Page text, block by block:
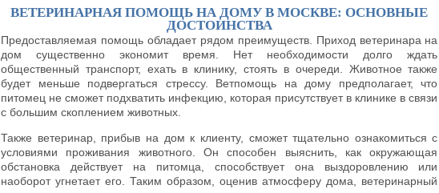
ВЕТЕРИНАРНАЯ ПОМОЩЬ НА ДОМУ В МОСКВЕ: ОСНОВНЫЕ
ДОСТОИНСТВА
Предоставляемая помощь обладает рядом преимуществ. Приход ветеринара на
дом существенно экономит время. Нет необходимости долго ждать
общественный транспорт, ехать в клинику, стоять в очереди. Животное также
будет меньше подвергаться стрессу. Ветпомощь на дому предполагает, что
питомец не сможет подхватить инфекцию, которая присутствует в клинике в связи
с большим скоплением животных.
Также ветеринар, прибыв на дом к клиенту, сможет тщательно ознакомиться с
условиями проживания животного. Он способен выяснить, как окружающая
обстановка действует на питомца, способствует она выздоровлению или
наоборот угнетает его. Таким образом, оценив атмосферу дома, ветеринарный